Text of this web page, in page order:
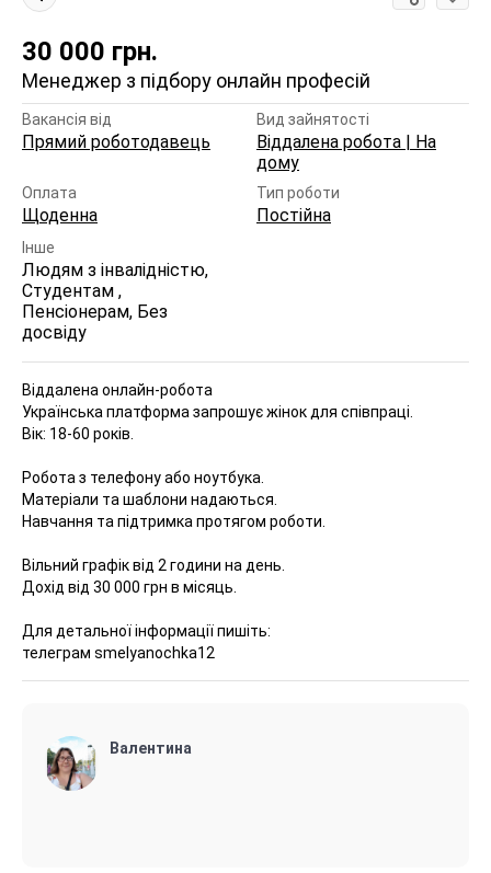
30 000 грн.
Менеджер з підбору онлайн професій
Вакансія від
Прямий роботодавець
Вид зайнятості
Віддалена робота | На
дому
Оплата
Щоденна
Тип роботи
Постійна
Інше
Людям з інвалідністю,
Студентам ,
Пенсіонерам, Без
досвіду
Віддалена онлайн-робота
Українська платформа запрошує жінок для співпраці.
Вік: 18-60 років.
Робота з телефону або ноутбука.
Матеріали та шаблони надаються.
Навчання та підтримка протягом роботи.
Вільний графік від 2 години на день.
Дохід від 30 000 грн в місяць.
Для детальної інформації пишіть:
телеграм smelyanochka12
Валентина